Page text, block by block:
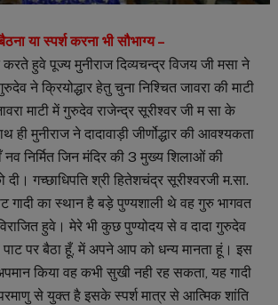
या स्पर्श करना भी सौभाग्य –
करते हुवे पूज्य मुनीराज दिव्यचन्द्र विजय जी मसा ने
ने क्रियोद्धार हेतु चुना निश्चित जावरा की माटी
माटी में गुरुदेव राजेन्द्र सूरीश्वर जी म सा के
ही मुनीराज ने दादावाड़ी जीर्णोद्धार की आवश्यकता
निर्मित जिन मंदिर की 3 मुख्य शिलाओं की
दी। गच्छाधिपति श्री हितेशचंद्र सूरीश्वरजी म.सा.
गादी का स्थान है बड़े पुण्यशाली थे वह गुरु भागवत
हुवे। मेरे भी कुछ पुण्योदय से व दादा गुरुदेव
पर बैठा हूँ, में अपने आप को धन्य मानता हूं। इस
किया वह कभी सुखी नही रह सकता, यह गादी
से युक्त है इसके स्पर्श मात्र से आत्मिक शांति